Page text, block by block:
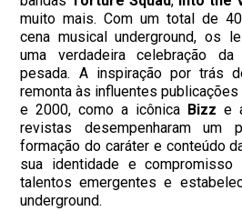
muito mais. Com um total de
cena musical underground, os
uma verdadeira celebração
pesada. A inspiração por trás
remonta às influentes
e 2000, como a icônica Bizz e
revistas desempenharam um
formação do caráter e conteúdo
sua identidade e
talentos emergentes e
underground.